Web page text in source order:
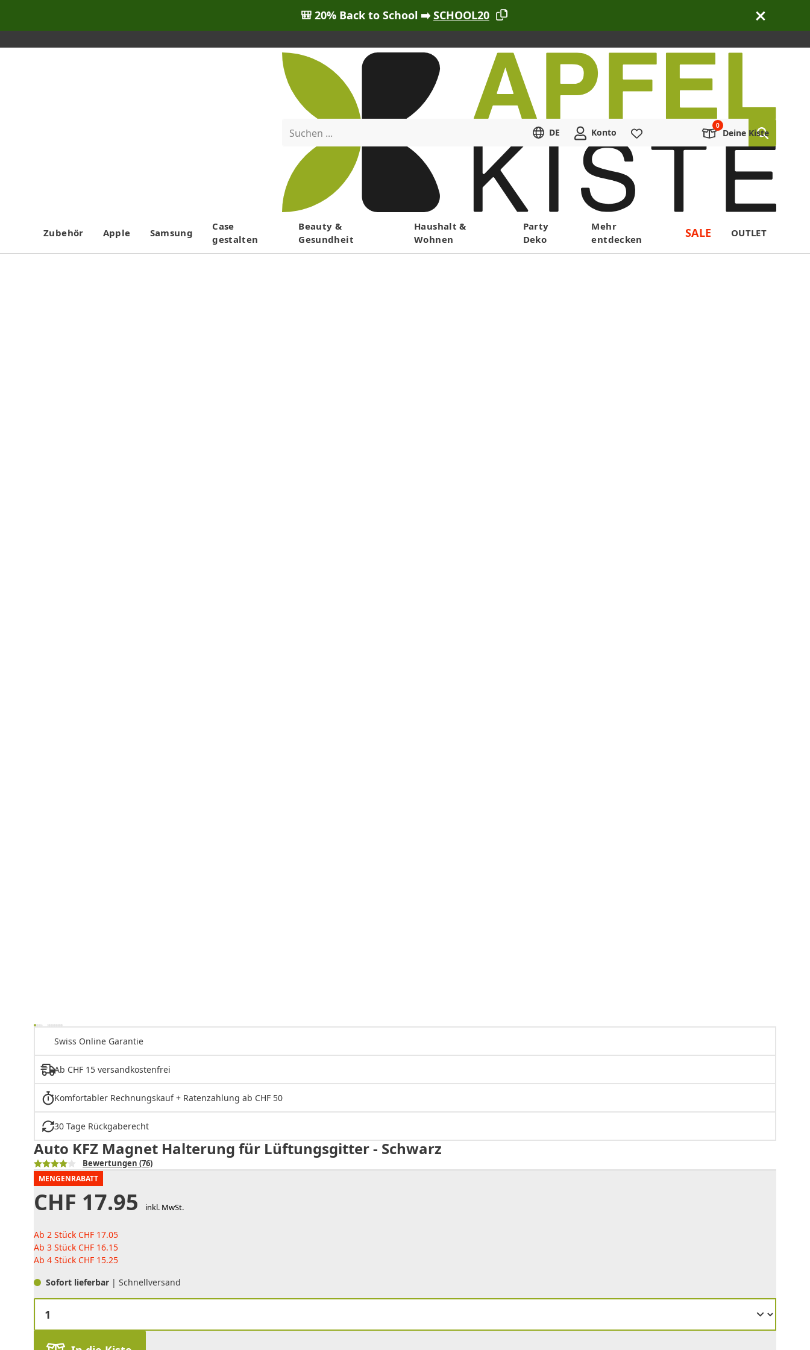
🎒 20% Back to School ➡️SCHOOL20
Menü
Suchen ... DE Konto Deine Kiste
Zubehör Apple Samsung
Case
gestalten
Beauty &
Gesundheit
Haushalt &
Wohnen
Party
Deko
Mehr
entdecken
SALE OUTLET
Swiss Online Garantie
Ab CHF 15 versandkostenfrei
Komfortabler Rechnungskauf + Ratenzahlung ab CHF 50
30 Tage Rückgaberecht
Auto KFZ Magnet Halterung für Lüftungsgitter - Schwarz
Bewertungen (76)
MENGENRABATT
CHF 17.95 inkl. MwSt.
Ab 2 Stück CHF 17.05
Ab 3 Stück CHF 16.15
Ab 4 Stück CHF 15.25
Sofort lieferbar | Schnellversand